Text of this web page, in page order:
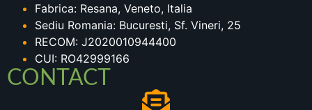
Fabrica: Resana, Veneto, Italia
Sediu Romania: Bucuresti, Sf. Vineri, 25
RECOM: J2020010944400
CUI: RO42999166
CONTACT